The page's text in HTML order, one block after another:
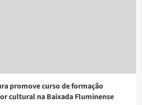
promove curso de formação
cultural na Baixada Fluminense